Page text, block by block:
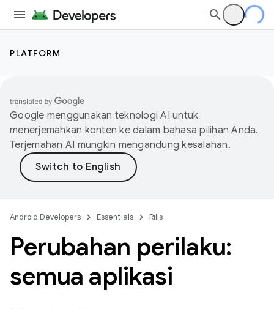
PLATFORM
Google menggunakan teknologi AI untuk
menerjemahkan konten ke dalam bahasa pilihan Anda.
Terjemahan AI mungkin mengandung kesalahan.
Android Developers Essentials Rilis
Perubahan perilaku:
semua aplikasi